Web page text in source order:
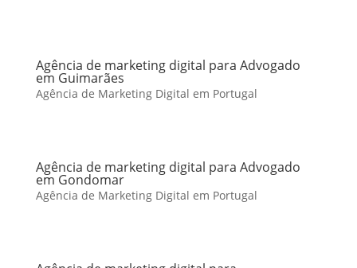
Agência de marketing digital para Advogado
em Guimarães
Agência de Marketing Digital em Portugal
Agência de marketing digital para Advogado
em Gondomar
Agência de Marketing Digital em Portugal